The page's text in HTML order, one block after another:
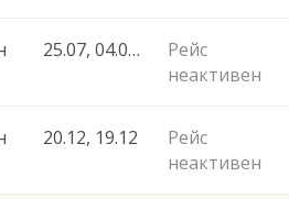
25.07, 04.07, 01.08
Рейс
неактивен
20.12, 19.12
Рейс
неактивен